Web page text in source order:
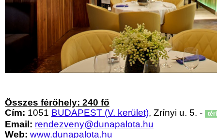
Összes férőhely: 240 fő
Cím: 1051 BUDAPEST (V. kerület), Zrínyi u. 5. -
Email: rendezveny@dunapalota.hu
Web: www.dunapalota.hu